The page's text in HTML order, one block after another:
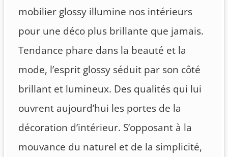
mobilier glossy illumine nos intérieurs
pour une déco plus brillante que jamais.
Tendance phare dans la beauté et la
mode, l’esprit glossy séduit par son côté
brillant et lumineux. Des qualités qui lui
ouvrent aujourd’hui les portes de la
décoration d’intérieur. S’opposant à la
mouvance du naturel et de la simplicité,